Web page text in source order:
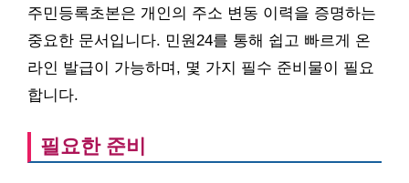
주민등록초본은 개인의 주소 변동 이력을 증명하는
중요한 문서입니다. 민원24를 통해 쉽고 빠르게 온
라인 발급이 가능하며, 몇 가지 필수 준비물이 필요
합니다.
필요한 준비